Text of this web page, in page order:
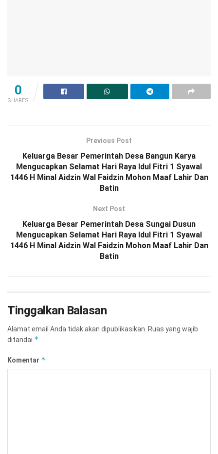
0
SHARES
Previous Post
Keluarga Besar Pemerintah Desa Bangun Karya
Mengucapkan Selamat Hari Raya Idul Fitri 1 Syawal
1446 H Minal Aidzin Wal Faidzin Mohon Maaf Lahir Dan
Batin
Next Post
Keluarga Besar Pemerintah Desa Sungai Dusun
Mengucapkan Selamat Hari Raya Idul Fitri 1 Syawal
1446 H Minal Aidzin Wal Faidzin Mohon Maaf Lahir Dan
Batin
Tinggalkan Balasan
Alamat email Anda tidak akan dipublikasikan. Ruas yang wajib
ditandai *
Komentar *